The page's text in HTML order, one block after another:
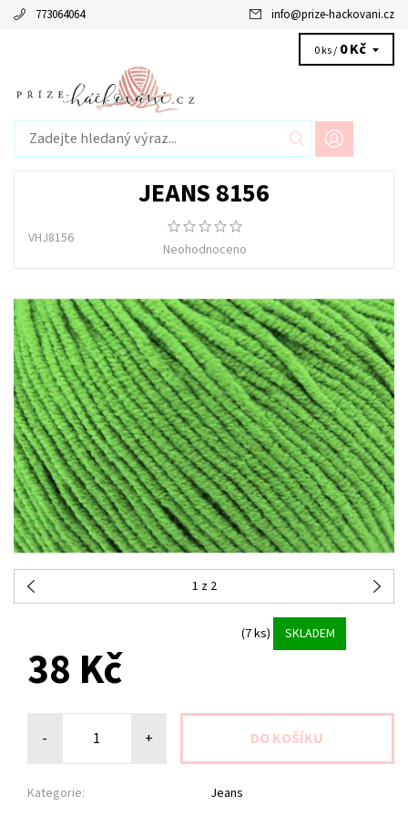
773064064 info@prize-hackovani.cz
0 ks / 0 Kč
JEANS 8156
VHJ8156
Neohodnoceno
1 z 2
(7 ks) SKLADEM
38 Kč
- +
Kategorie: Jeans